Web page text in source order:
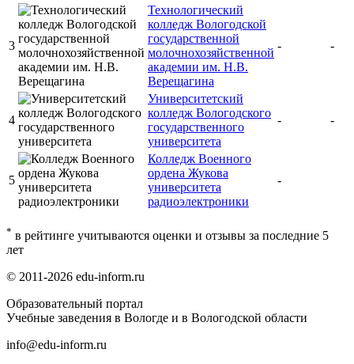
3
Технологический
колледж Вологодской
государственной
молочнохозяйственной
академии им. Н.В.
Верещагина
- -
4
Университетский
колледж Вологодского
государственного
университета
- -
5
Колледж Военного
ордена Жукова
университета
радиоэлектроники
-
* в рейтинге учитываются оценки и отзывы за последние 5
лет
© 2011-2026 edu-inform.ru
Образовательный портал
Учебные заведения в Вологде и в Вологодской области
info@edu-inform.ru